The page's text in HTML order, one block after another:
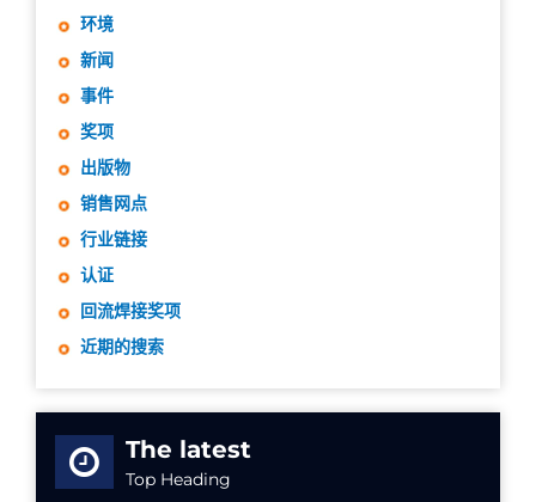
环境
新闻
事件
奖项
出版物
销售网点
行业链接
认证
回流焊接奖项
近期的搜索
The latest
Top Heading